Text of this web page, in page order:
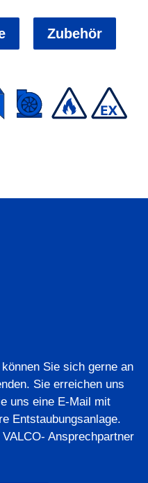
Zubehör
Sie sich gerne an
Sie erreichen uns
uns eine E-Mail mit
Entstaubungsanlage.
Ansprechpartner